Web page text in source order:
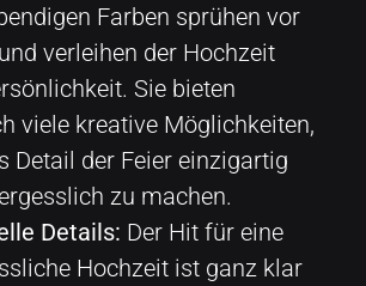
Farben sprühen vor
verleihen der Hochzeit
Sie bieten
viele kreative Möglichkeiten,
Detail der Feier einzigartig
zu machen.
Details: Der Hit für eine
Hochzeit ist ganz klar